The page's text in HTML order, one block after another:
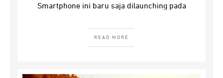
Smartphone ini baru saja dilaunching pada
READ MORE